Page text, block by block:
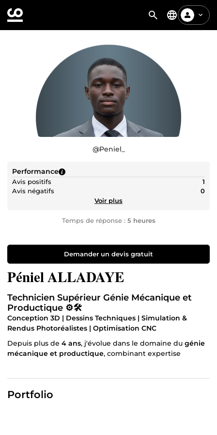
@Peniel_
Performance
Avis positifs
1
Avis négatifs
0
Voir plus
Temps de réponse : 5 heures
Demander un devis gratuit
Péniel ALLADAYE
Technicien Supérieur Génie Mécanique et
Productique ⚙️🛠️
Conception 3D | Dessins Techniques | Simulation &
Rendus Photoréalistes | Optimisation CNC
Depuis plus de 4 ans, j'évolue dans le domaine du génie
mécanique et productique, combinant expertise
(CAO) avec SOLIDWORKS, Fabrication Assistée par
Portfolio